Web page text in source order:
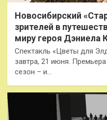
Новосибирский
зрителей в
миру героя Дэниела
Спектакль «Цветы для
завтра, 21 июня.
сезон – и…